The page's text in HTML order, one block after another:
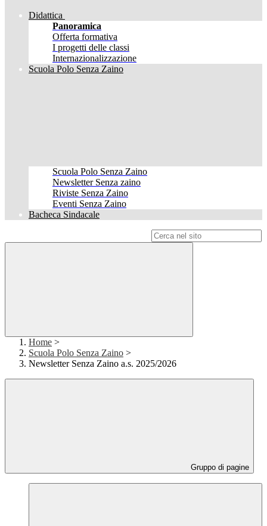
Didattica
Panoramica
Offerta formativa
I progetti delle classi
Internazionalizzazione
Scuola Polo Senza Zaino
Scuola Polo Senza Zaino
Newsletter Senza zaino
Riviste Senza Zaino
Eventi Senza Zaino
Bacheca Sindacale
Home >
Scuola Polo Senza Zaino >
Newsletter Senza Zaino a.s. 2025/2026
Gruppo di pagine